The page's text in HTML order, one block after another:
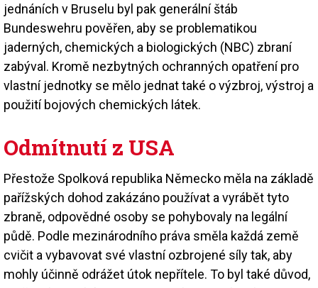
jednáních v Bruselu byl pak generální štáb
Bundeswehru pověřen, aby se problematikou
jaderných, chemických a biologických (NBC) zbraní
zabýval. Kromě nezbytných ochranných opatření pro
vlastní jednotky se mělo jednat také o výzbroj, výstroj a
použití bojových chemických látek.
Odmítnutí z USA
Přestože Spolková republika Německo měla na základě
pařížských dohod zakázáno používat a vyrábět tyto
zbraně, odpovědné osoby se pohybovaly na legální
půdě. Podle mezinárodního práva směla každá země
cvičit a vybavovat své vlastní ozbrojené síly tak, aby
mohly účinně odrážet útok nepřítele. To byl také důvod,